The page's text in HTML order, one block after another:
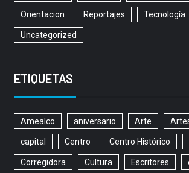
Orientacion Reportajes Tecnología
Uncategorized
ETIQUETAS
Amealco aniversario Arte
capital Centro Centro Histórico
Corregidora Cultura Escritores